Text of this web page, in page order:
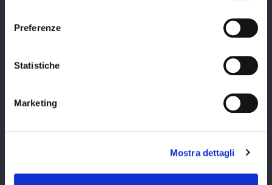
Preferenze
Statistiche
Marketing
Mostra dettagli
Amministrazione
Organi di governo